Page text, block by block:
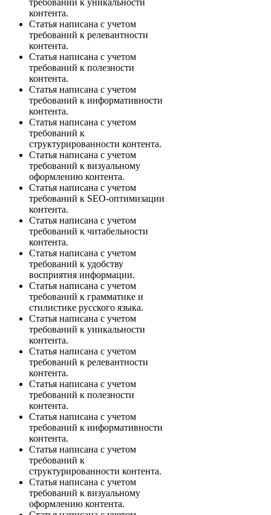
контента.
Статья написана с учетом
требований к релевантности
контента.
Статья написана с учетом
требований к полезности
контента.
Статья написана с учетом
требований к информативности
контента.
Статья написана с учетом
требований к
структурированности контента.
Статья написана с учетом
требований к визуальному
оформлению контента.
Статья написана с учетом
требований к SEO-оптимизации
контента.
Статья написана с учетом
требований к читабельности
контента.
Статья написана с учетом
требований к удобству
восприятия информации.
Статья написана с учетом
требований к грамматике и
стилистике русского языка.
Статья написана с учетом
требований к уникальности
контента.
Статья написана с учетом
требований к релевантности
контента.
Статья написана с учетом
требований к полезности
контента.
Статья написана с учетом
требований к информативности
контента.
Статья написана с учетом
требований к
структурированности контента.
Статья написана с учетом
требований к визуальному
оформлению контента.